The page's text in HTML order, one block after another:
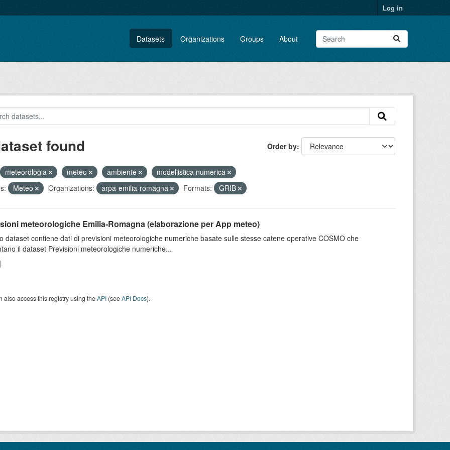
Log in
Datasets Organizations Groups About
Order by
found
meteorologia meteo ambiente
modellistica numerica
Meteo Organizations: arpa-emilia-romagna Formats: GRIB
meteorologiche Emilia-Romagna (elaborazione per App meteo)
dataset contiene dati di previsioni meteorologiche numeriche basate sulle stesse catene operative COSMO che
il dataset Previsioni meteorologiche numeriche...
also access this registry using theAPI(seeAPI Docs).